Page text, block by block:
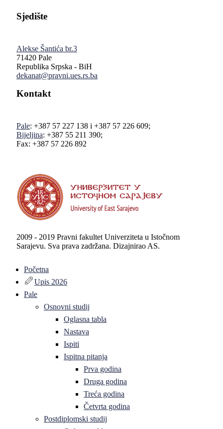
Sjedište
Alekse Šantića br.3
71420 Pale
Republika Srpska - BiH
dekanat@pravni.ues.rs.ba
Kontakt
Pale: +387 57 227 138 i +387 57 226 609;
Bijeljina: +387 55 211 390;
Fax: +387 57 226 892
2009 - 2019 Pravni fakultet Univerziteta u Istočnom
Sarajevu. Sva prava zadržana. Dizajnirao AS.
Početna
Upis 2026
Pale
Osnovni studij
Oglasna tabla
Nastava
Ispiti
Ispitna pitanja
Prva godina
Druga godina
Treća godina
Četvrta godina
Postdiplomski studij